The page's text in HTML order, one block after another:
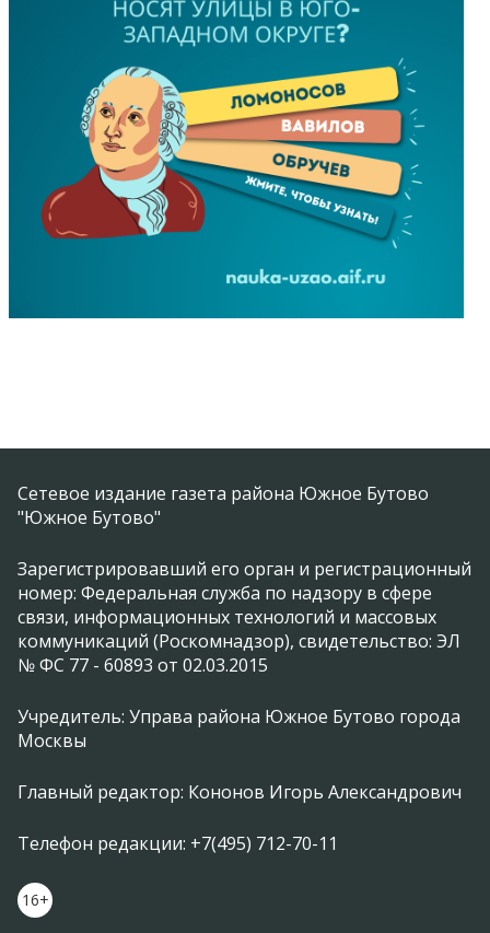
Сетевое издание газета района Южное Бутово
"Южное Бутово"
Зарегистрировавший его орган и регистрационный
номер: Федеральная служба по надзору в сфере
связи, информационных технологий и массовых
коммуникаций (Роскомнадзор), свидетельство: ЭЛ
№ ФС 77 - 60893 от 02.03.2015
Учредитель: Управа района Южное Бутово города
Москвы
Главный редактор: Кононов Игорь Александрович
Телефон редакции: +7(495) 712-70-11
16+